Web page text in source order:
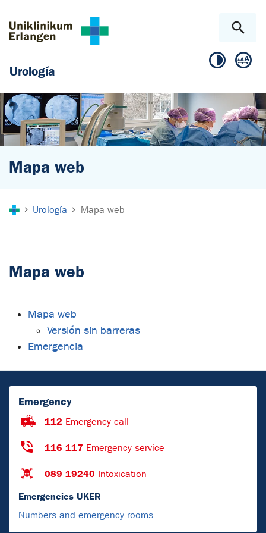
Urología
Mapa web
Urología Mapa web
Mapa web
Mapa web
Versión sin barreras
Emergencia
Emergency
112 Emergency call
116 117 Emergency service
089 19240 Intoxication
Emergencies UKER
Numbers and emergency rooms